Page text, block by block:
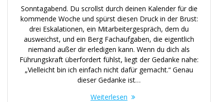
Sonntagabend. Du scrollst durch deinen Kalender für die
kommende Woche und spürst diesen Druck in der Brust:
drei Eskalationen, ein Mitarbeitergespräch, dem du
ausweichst, und ein Berg Fachaufgaben, die eigentlich
niemand außer dir erledigen kann. Wenn du dich als
Führungskraft überfordert fühlst, liegt der Gedanke nahe:
„Vielleicht bin ich einfach nicht dafür gemacht.“ Genau
dieser Gedanke ist…
Weiterlesen